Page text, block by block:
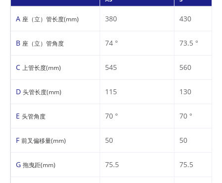
A 座（立）管长度(mm) 380 430
B 座（立）管角度 74 ° 73.5 °
C 上管长度(mm) 545 560
D 头管长度(mm) 115 130
E 头管角度 70 ° 70 °
F 前叉偏移量(mm) 50 50
G 拖曳距(mm) 75.5 75.5